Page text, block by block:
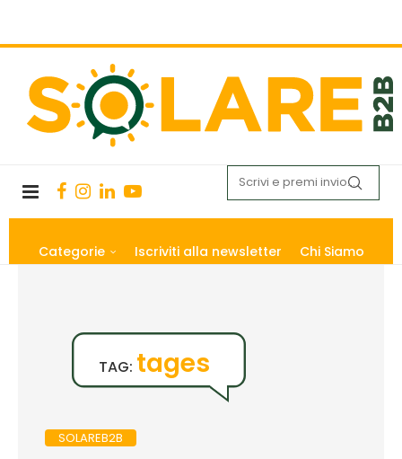
Categorie Iscriviti alla newsletter Chi Siamo
TAG: tages
SOLAREB2B